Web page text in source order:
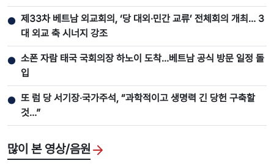
● 제33차 베트남 외교회의, ‘당 대외·민간 교류’ 전체회의 개최… 3
대 외교 축 시너지 강조
● 소폰 자람 태국 국회의장 하노이 도착…베트남 공식 방문 일정 돌
입
● 또 럼 당 서기장‧국가주석, “과학적이고 생명력 긴 당헌 구축할
것…”
많이 본 영상/음원